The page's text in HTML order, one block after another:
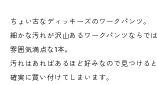
ちょい古なディッキーズのワークパンツ。
細かな汚れが沢山あるワークパンツならで
雰囲気満点な1本。
汚れはあればあるほど好みなので見つけると
確実に買い付けてしまいます。